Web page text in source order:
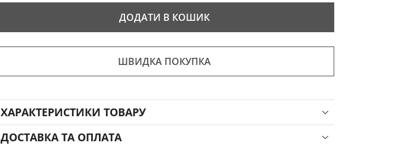
ДОДАТИ В КОШИК
ШВИДКА ПОКУПКА
ХАРАКТЕРИСТИКИ ТОВАРУ
ДОСТАВКА ТА ОПЛАТА